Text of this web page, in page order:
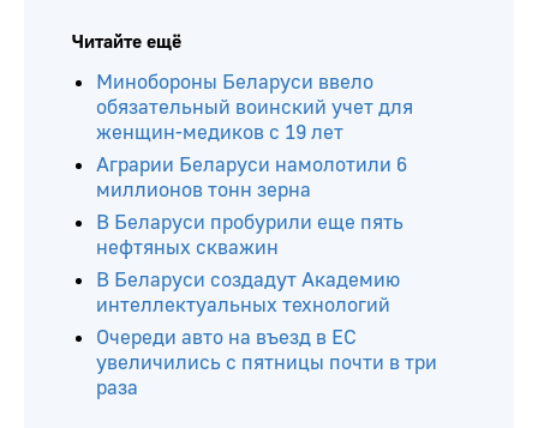
Читайте ещё
Минобороны Беларуси ввело
обязательный воинский учет для
женщин-медиков с 19 лет
Аграрии Беларуси намолотили 6
миллионов тонн зерна
В Беларуси пробурили еще пять
нефтяных скважин
В Беларуси создадут Академию
интеллектуальных технологий
Очереди авто на въезд в ЕС
увеличились с пятницы почти в три
раза